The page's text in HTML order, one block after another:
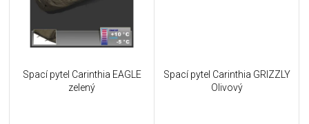
Spací pytel Carinthia EAGLE
zelený
Spací pytel Carinthia GRIZZLY
Olivový